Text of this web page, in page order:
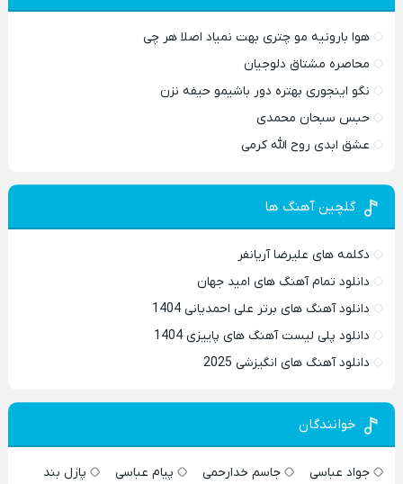
هوا بارونیه مو چتری بهت نمیاد اصلا هر چی
محاصره مشتاق دلوجیان
نگو اینجوری بهتره دور باشیمو حیفه نزن
حبس سبحان محمدی
عشق ابدی روح الله کرمی
گلچین آهنگ ها
دکلمه های علیرضا آریانفر
دانلود تمام آهنگ های امید جهان
دانلود آهنگ های برتر علی احمدیانی 1404
دانلود پلی لیست آهنگ های پاییزی 1404
دانلود آهنگ های انگیزشی 2025
خوانندگان
جواد عباسی جاسم خدارحمی پیام عباسی
پازل بند